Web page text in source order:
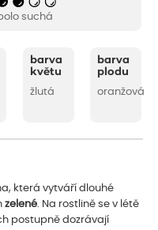
suchá
barva
květu
žlutá
barva
plodu
oranžová
která vytváří dlouhé
zelené. Na rostlině se v létě
postupně dozrávají